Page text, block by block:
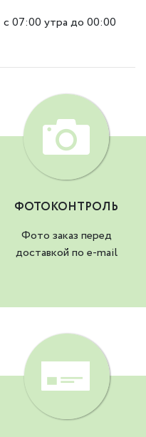
с 07:00 утра до 00:00
ФОТОКОНТРОЛЬ
Фото заказ перед
доставкой по e-mail